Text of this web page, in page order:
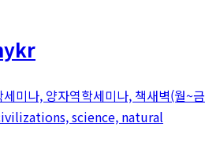
미나, 양자역학세미나, 책새벽(월~금
science, natural